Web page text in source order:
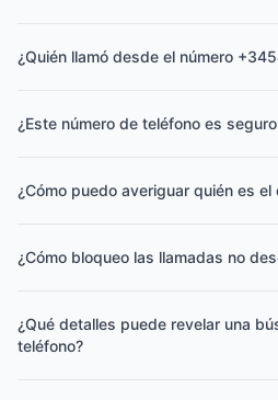
¿Quién llamó desde el número
¿Este número de teléfono es
¿Cómo puedo averiguar quién es
¿Cómo bloqueo las llamadas no
¿Qué detalles puede revelar una
teléfono?